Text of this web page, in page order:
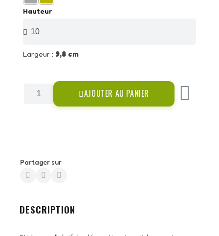
Hauteur
Largeur : 9,8 cm
AJOUTER AU PANIER
Partager sur
DESCRIPTION